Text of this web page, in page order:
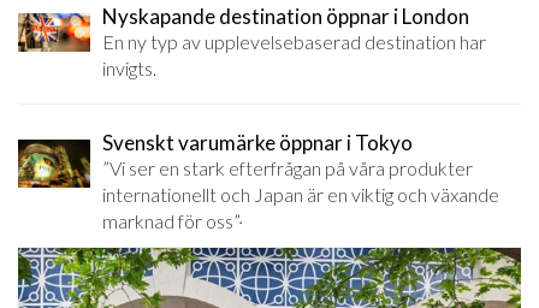
Nyskapande destination öppnar i London
En ny typ av upplevelsebaserad destination har
invigts.
Svenskt varumärke öppnar i Tokyo
”Vi ser en stark efterfrågan på våra produkter
internationellt och Japan är en viktig och växande
marknad för oss”·